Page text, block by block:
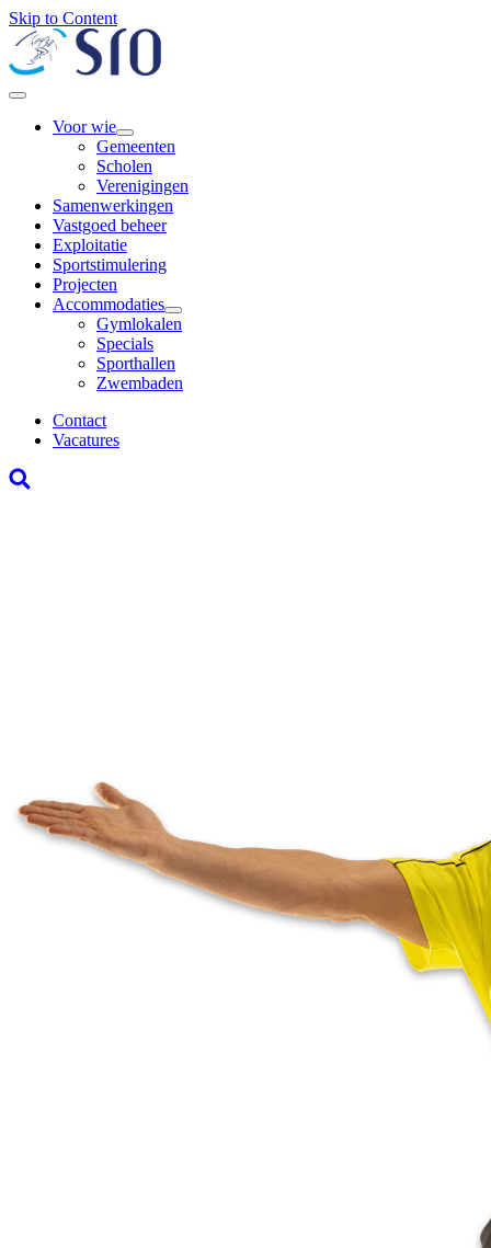
Skip to Content
Voor wie
Gemeenten
Scholen
Verenigingen
Samenwerkingen
Vastgoed beheer
Exploitatie
Sportstimulering
Projecten
Accommodaties
Gymlokalen
Specials
Sporthallen
Zwembaden
Contact
Vacatures